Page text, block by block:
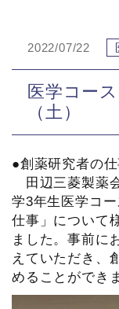
2022/07/22
医学コー
（土）
●創薬研究者の
田辺三菱製薬
学3年生医学コ
仕事」について
ました。事前に
えていただき、
めることができ